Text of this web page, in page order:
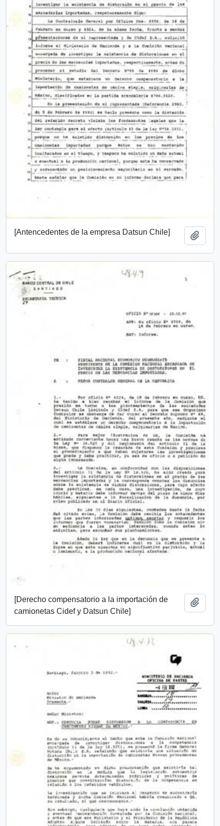
[Antencedentes de la empresa Datsun Chile]
[Derecho compensatorio a la importación de
camionetas Cidef y Datsun Chile]